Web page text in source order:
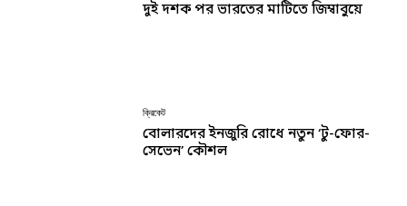
দুই দশক পর ভারতের মাটিতে জিম্বাবুয়ে
ক্রিকেট
বোলারদের ইনজুরি রোধে নতুন ‘টু-ফোর-
সেভেন’ কৌশল